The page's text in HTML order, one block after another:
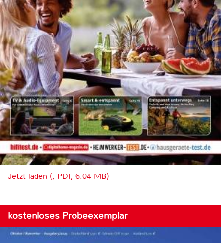
Jetzt laden (, PDF, 6.04 MB)
kostenloses Probeexemplar